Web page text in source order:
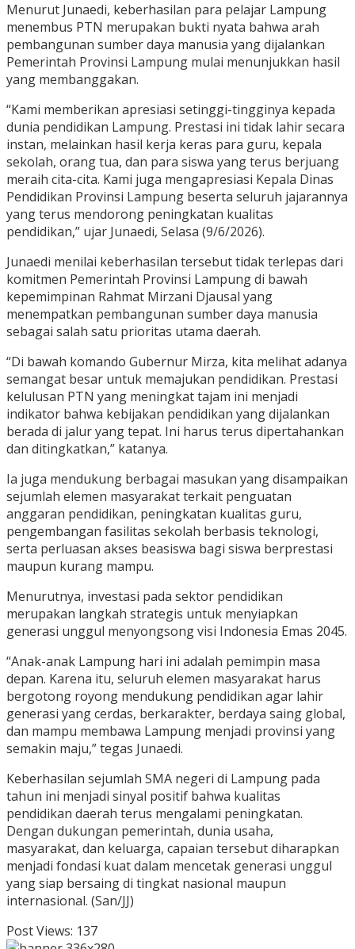
Menurut Junaedi, keberhasilan para pelajar Lampung
menembus PTN merupakan bukti nyata bahwa arah
pembangunan sumber daya manusia yang dijalankan
Pemerintah Provinsi Lampung mulai menunjukkan hasil
yang membanggakan.
“Kami memberikan apresiasi setinggi-tingginya kepada
dunia pendidikan Lampung. Prestasi ini tidak lahir secara
instan, melainkan hasil kerja keras para guru, kepala
sekolah, orang tua, dan para siswa yang terus berjuang
meraih cita-cita. Kami juga mengapresiasi Kepala Dinas
Pendidikan Provinsi Lampung beserta seluruh jajarannya
yang terus mendorong peningkatan kualitas
pendidikan,” ujar Junaedi, Selasa (9/6/2026).
Junaedi menilai keberhasilan tersebut tidak terlepas dari
komitmen Pemerintah Provinsi Lampung di bawah
kepemimpinan Rahmat Mirzani Djausal yang
menempatkan pembangunan sumber daya manusia
sebagai salah satu prioritas utama daerah.
“Di bawah komando Gubernur Mirza, kita melihat adanya
semangat besar untuk memajukan pendidikan. Prestasi
kelulusan PTN yang meningkat tajam ini menjadi
indikator bahwa kebijakan pendidikan yang dijalankan
berada di jalur yang tepat. Ini harus terus dipertahankan
dan ditingkatkan,” katanya.
Ia juga mendukung berbagai masukan yang disampaikan
sejumlah elemen masyarakat terkait penguatan
anggaran pendidikan, peningkatan kualitas guru,
pengembangan fasilitas sekolah berbasis teknologi,
serta perluasan akses beasiswa bagi siswa berprestasi
maupun kurang mampu.
Menurutnya, investasi pada sektor pendidikan
merupakan langkah strategis untuk menyiapkan
generasi unggul menyongsong visi Indonesia Emas 2045.
“Anak-anak Lampung hari ini adalah pemimpin masa
depan. Karena itu, seluruh elemen masyarakat harus
bergotong royong mendukung pendidikan agar lahir
generasi yang cerdas, berkarakter, berdaya saing global,
dan mampu membawa Lampung menjadi provinsi yang
semakin maju,” tegas Junaedi.
Keberhasilan sejumlah SMA negeri di Lampung pada
tahun ini menjadi sinyal positif bahwa kualitas
pendidikan daerah terus mengalami peningkatan.
Dengan dukungan pemerintah, dunia usaha,
masyarakat, dan keluarga, capaian tersebut diharapkan
menjadi fondasi kuat dalam mencetak generasi unggul
yang siap bersaing di tingkat nasional maupun
internasional. (San/JJ)
Post Views: 137